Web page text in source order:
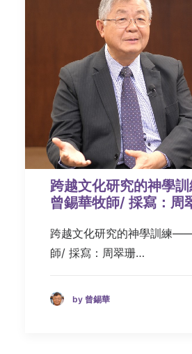
跨越文化研究的神學
曾錫華牧師/ 採寫：周
跨越文化研究的神學訓練
師/ 採寫：周翠珊…
by 曾錫華